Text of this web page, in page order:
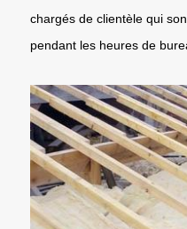
chargés de clientèle qui
pendant les heures de